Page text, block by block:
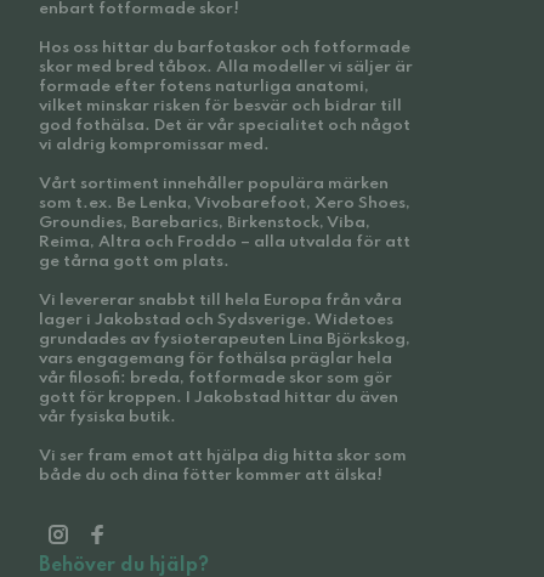
enbart fotformade skor!
Hos oss hittar du barfotaskor och fotformade
skor med bred tåbox. Alla modeller vi säljer är
formade efter fotens naturliga anatomi,
vilket minskar risken för besvär och bidrar till
god fothälsa. Det är vår specialitet och något
vi aldrig kompromissar med.
Vårt sortiment innehåller populära märken
som t.ex. Be Lenka, Vivobarefoot, Xero Shoes,
Groundies, Barebarics, Birkenstock, Viba,
Reima, Altra och Froddo – alla utvalda för att
ge tårna gott om plats.
Vi levererar snabbt till hela Europa från våra
lager i Jakobstad och Sydsverige. Widetoes
grundades av fysioterapeuten Lina Björkskog,
vars engagemang för fothälsa präglar hela
vår filosofi: breda, fotformade skor som gör
gott för kroppen. I Jakobstad hittar du även
vår fysiska butik.
Vi ser fram emot att hjälpa dig hitta skor som
både du och dina fötter kommer att älska!
Behöver du hjälp?